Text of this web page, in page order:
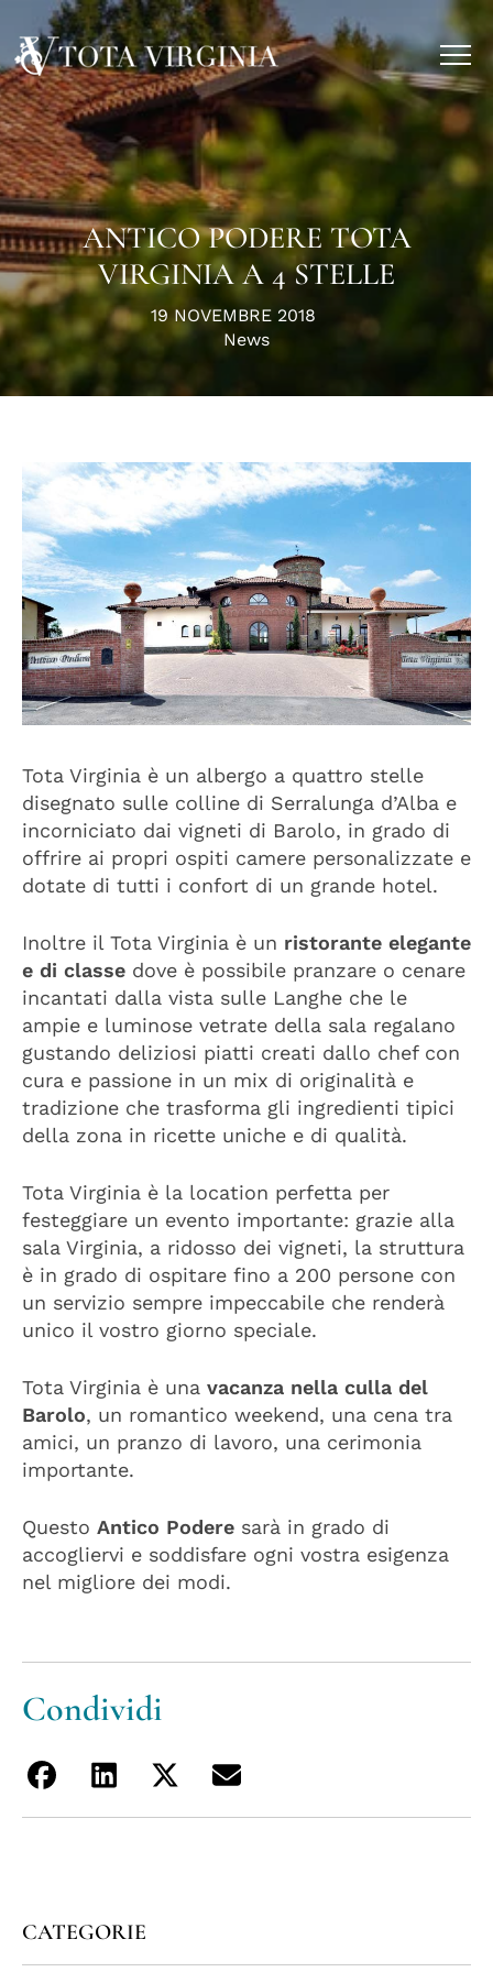
contenuti
ANTICO PODERE TOTA
VIRGINIA A 4 STELLE
PUBBLICATO
IL:
19 NOVEMBRE 2018
Pubblicato
News
Tota Virginia è un albergo a quattro stelle
disegnato sulle colline di Serralunga d’Alba e
incorniciato dai vigneti di Barolo, in grado di
offrire ai propri ospiti camere personalizzate e
dotate di tutti i confort di un grande hotel.
Inoltre il Tota Virginia è un ristorante elegante
e di classe dove è possibile pranzare o cenare
incantati dalla vista sulle Langhe che le
ampie e luminose vetrate della sala regalano
gustando deliziosi piatti creati dallo chef con
cura e passione in un mix di originalità e
tradizione che trasforma gli ingredienti tipici
della zona in ricette uniche e di qualità.
Tota Virginia è la location perfetta per
festeggiare un evento importante: grazie alla
sala Virginia, a ridosso dei vigneti, la struttura
è in grado di ospitare fino a 200 persone con
un servizio sempre impeccabile che renderà
unico il vostro giorno speciale.
Tota Virginia è una vacanza nella culla del
Barolo, un romantico weekend, una cena tra
amici, un pranzo di lavoro, una cerimonia
importante.
Questo Antico Podere sarà in grado di
accogliervi e soddisfare ogni vostra esigenza
nel migliore dei modi.
Condividi
CondividiCondividiCondividiCondividi
tramite
CATEGORIE